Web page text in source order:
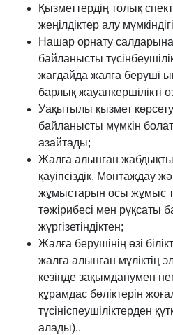
Қызметтердің толық
жеңілдіктер алу
Нашар орнату
байланысты
жағдайда жалға беруші
барлық жауапкершілікті
Уақытылы қызмет
байланысты мүмкін
азайтады;
Жалға алынған
қауіпсіздік. Монтаждау
жұмыстарын осы жұмыс
тәжірибесі мен рұқсаты
жүргізетіндіктен;
Жалға берушінің өзі
жалға алынған мүліктің
кезінде зақымданумен
құрамдас бөліктерін
түсініспеушіліктерден
алады)..